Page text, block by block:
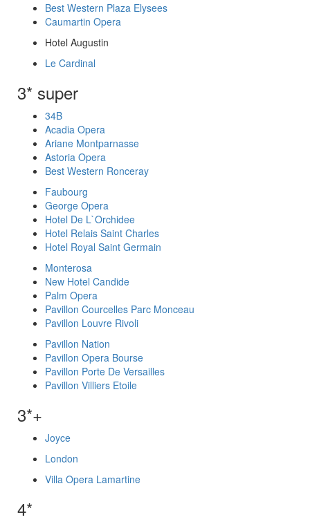
Best Western Plaza Elysees
Caumartin Opera
Hotel Augustin
Le Cardinal
3* super
34B
Acadia Opera
Ariane Montparnasse
Astoria Opera
Best Western Ronceray
Faubourg
George Opera
Hotel De L`Orchidee
Hotel Relais Saint Charles
Hotel Royal Saint Germain
Monterosa
New Hotel Candide
Palm Opera
Pavillon Courcelles Parc Monceau
Pavillon Louvre Rivoli
Pavillon Nation
Pavillon Opera Bourse
Pavillon Porte De Versailles
Pavillon Villiers Etoile
3*+
Joyce
London
Villa Opera Lamartine
4*